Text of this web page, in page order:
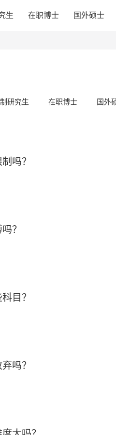
生 在职博士 国外硕士
研究生 在职博士 国外
吗？
？
目？
吗？